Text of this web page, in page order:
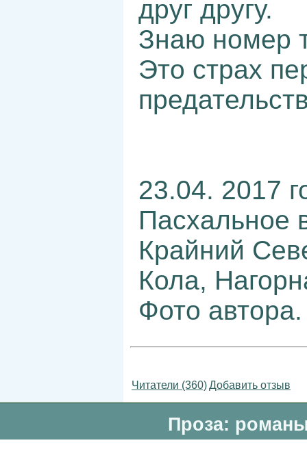
друг другу.
Знаю номер
Это страх
23.04. 2017
Пасхальное
Крайний
Кола,
Фото автора.
Читатели (360)Добавить отзыв
Проза: